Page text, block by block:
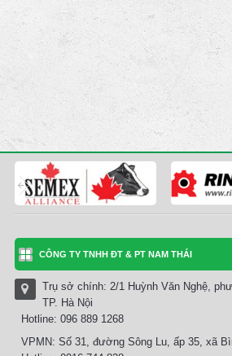
CÔNG TY TNHH ĐT & PT NAM THÁI
Trụ sở chính: 2/1 Huỳnh Văn Nghệ,
TP. Hà Nội
Hotline: 096 889 1268
VPMN: Số 31, đường Sông Lu, ấp 35, xã